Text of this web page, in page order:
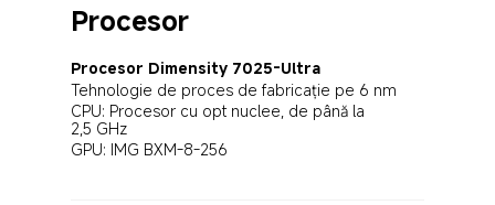
Procesor
Procesor Dimensity 7025-Ultra
Tehnologie de proces de fabricație pe 6 nm
CPU: Procesor cu opt nuclee, de până la
2,5 GHz
GPU: IMG BXM-8-256